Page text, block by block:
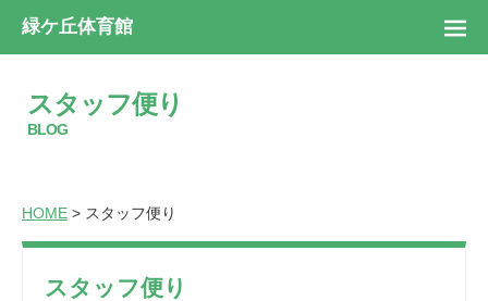
緑ケ丘体育館
スタッフ便り
BLOG
HOME > スタッフ便り
スタッフ便り